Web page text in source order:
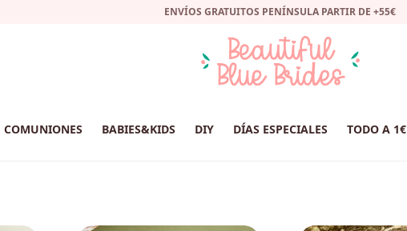
ENVÍOS GRATUITOS PENÍNSULA PARTIR DE +55€
COMUNIONES BABIES&KIDS DIY DÍAS ESPECIALES TODO A 1€